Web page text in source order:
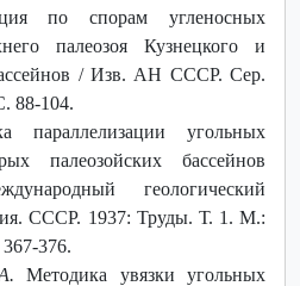
по спорам угленосных
палеозоя Кузнецкого и
/ Изв. АН СССР. Сер.
88-104.
параллелизации угольных
палеозойских бассейнов
геологический
СССР. 1937: Труды. Т. 1. М.:
376.
Методика увязки угольных